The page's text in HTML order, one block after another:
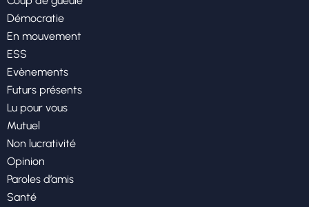
Démocratie
En mouvement
ESS
Evènements
Futurs présents
Lu pour vous
Mutuel
Non lucrativité
Opinion
Paroles d’amis
Santé